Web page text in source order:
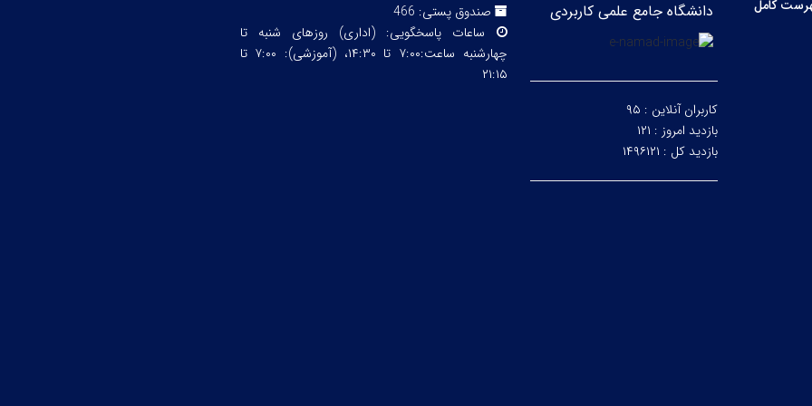
کامل دانشگاه جامع علمی کاربردی
کاربران آنلاین : ۹۵
بازدید امروز : ۱۲۱
بازدید کل : ۱۴۹۶۱۲۱
صندوق پستی: 466
ساعات پاسخگویی: (اداری) روزهای شنبه تا
چهارشنبه ساعت:۷:۰۰ تا ۱۴:۳۰، (آموزشی): ۷:۰۰ تا
۲۱:۱۵